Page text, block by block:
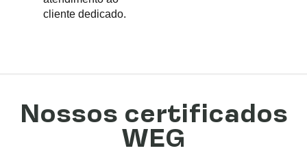
cliente dedicado.
Nossos certificados
WEG